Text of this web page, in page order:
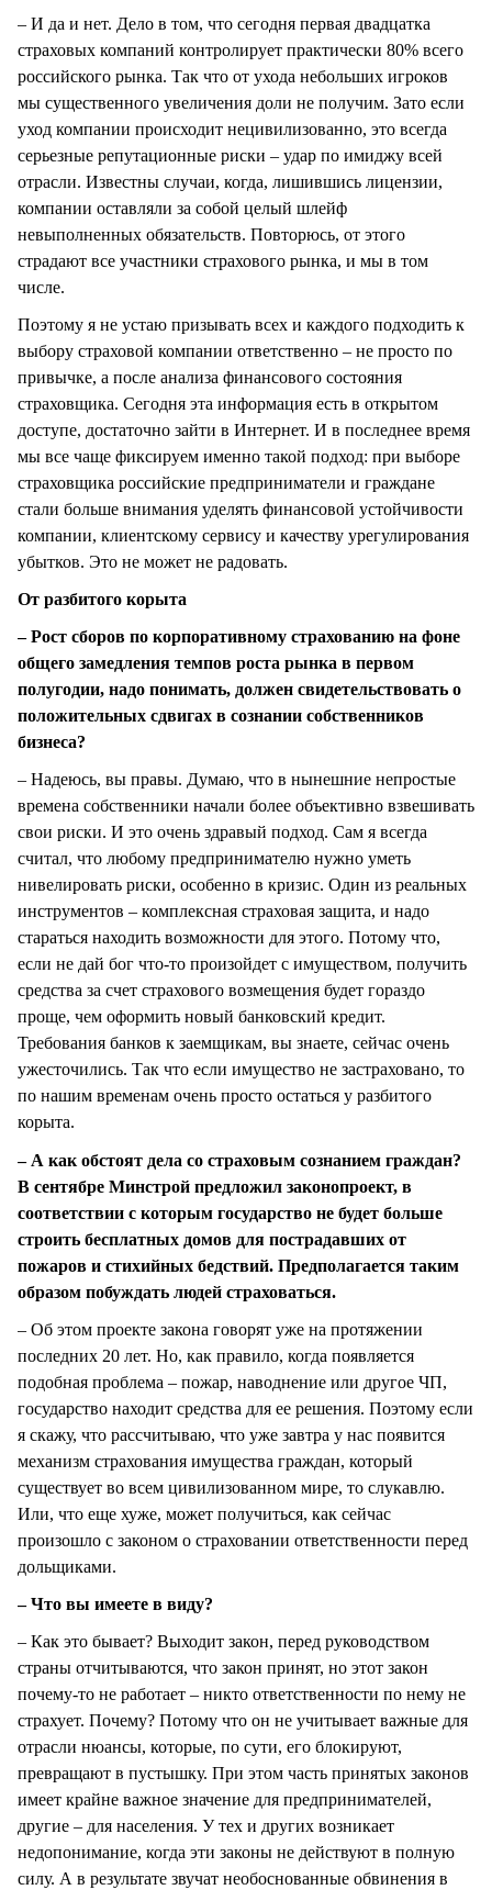
– И да и нет. Дело в том, что сегодня первая двадцатка
страховых компаний контролирует практически 80% всего
российского рынка. Так что от ухода небольших игроков
мы существенного увеличения доли не получим. Зато если
уход компании происходит нецивилизованно, это всегда
серьезные репутационные риски – удар по имиджу всей
отрасли. Известны случаи, когда, лишившись лицензии,
компании оставляли за собой целый шлейф
невыполненных обязательств. Повторюсь, от этого
страдают все участники страхового рынка, и мы в том
числе.
Поэтому я не устаю призывать всех и каждого подходить к
выбору страховой компании ответственно – не просто по
привычке, а после анализа финансового состояния
страховщика. Сегодня эта информация есть в открытом
доступе, достаточно зайти в Интернет. И в последнее время
мы все чаще фиксируем именно такой подход: при выборе
страховщика российские предприниматели и граждане
стали больше внимания уделять финансовой устойчивости
компании, клиентскому сервису и качеству урегулирования
убытков. Это не может не радовать.
От разбитого корыта
– Рост сборов по корпоративному страхованию на фоне
общего замедления темпов роста рынка в первом
полугодии, надо понимать, должен свидетельствовать о
положительных сдвигах в сознании собственников
бизнеса?
– Надеюсь, вы правы. Думаю, что в нынешние непростые
времена собственники начали более объективно взвешивать
свои риски. И это очень здравый подход. Сам я всегда
считал, что любому предпринимателю нужно уметь
нивелировать риски, особенно в кризис. Один из реальных
инструментов – комплексная страховая защита, и надо
стараться находить возможности для этого. Потому что,
если не дай бог что-то произойдет с имуществом, получить
средства за счет страхового возмещения будет гораздо
проще, чем оформить новый банковский кредит.
Требования банков к заемщикам, вы знаете, сейчас очень
ужесточились. Так что если имущество не застраховано, то
по нашим временам очень просто остаться у разбитого
корыта.
– А как обстоят дела со страховым сознанием граждан?
В сентябре Минстрой предложил законопроект, в
соответствии с которым государство не будет больше
строить бесплатных домов для пострадавших от
пожаров и стихийных бедствий. Предполагается таким
образом побуждать людей страховаться.
– Об этом проекте закона говорят уже на протяжении
последних 20 лет. Но, как правило, когда появляется
подобная проблема – пожар, наводнение или другое ЧП,
государство находит средства для ее решения. Поэтому если
я скажу, что рассчитываю, что уже завтра у нас появится
механизм страхования имущества граждан, который
существует во всем цивилизованном мире, то слукавлю.
Или, что еще хуже, может получиться, как сейчас
произошло с законом о страховании ответственности перед
дольщиками.
– Что вы имеете в виду?
– Как это бывает? Выходит закон, перед руководством
страны отчитываются, что закон принят, но этот закон
почему-то не работает – никто ответственности по нему не
страхует. Почему? Потому что он не учитывает важные для
отрасли нюансы, которые, по сути, его блокируют,
превращают в пустышку. При этом часть принятых законов
имеет крайне важное значение для предпринимателей,
другие – для населения. У тех и других возникает
недопонимание, когда эти законы не действуют в полную
силу. А в результате звучат необоснованные обвинения в